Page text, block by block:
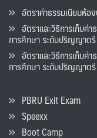
อัตราค่าธรรมเนียมห้อง
อัตราและวิธีการเก็บค่า
การศึกษา ระดับปริญญาตรี
อัตราและวิธีการเก็บค่า
การศึกษา ระดับปริญญาต
PBRU Exit Exam
Speexx
Boot Camp